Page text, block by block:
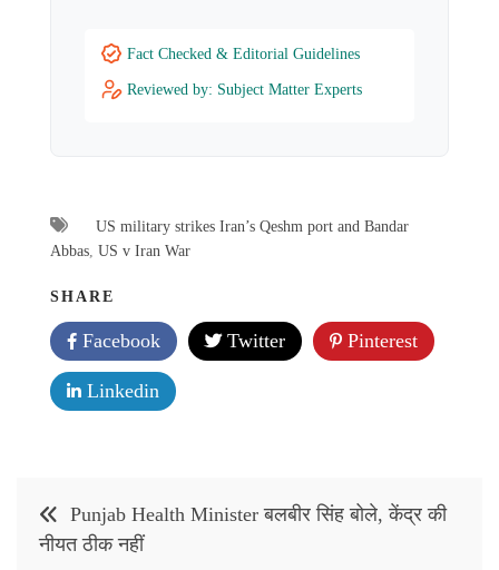
Fact Checked & Editorial Guidelines
Reviewed by: Subject Matter Experts
US military strikes Iran’s Qeshm port and Bandar
Abbas US v Iran War
SHARE
Facebook Twitter Pinterest
Linkedin
Post
navigation
Punjab Health Minister बलबीर सिंह बोले, केंद्र की
नीयत ठीक नहीं